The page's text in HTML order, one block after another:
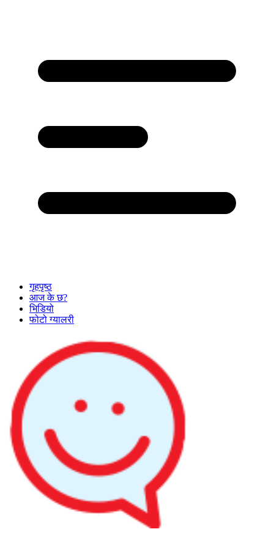
गृहपृष्ठ
आज के छ?
भिडियो
फोटो ग्यालरी